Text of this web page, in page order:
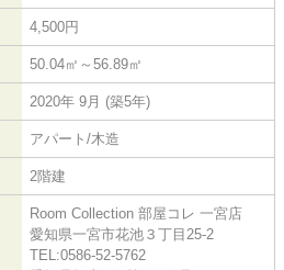
4,500円
50.04㎡～56.89㎡
2020年 9月 (築5年)
アパート/木造
2階建
Room Collection 部屋コレ 一宮店
愛知県一宮市花池３丁目25-2
TEL:0586-52-5762